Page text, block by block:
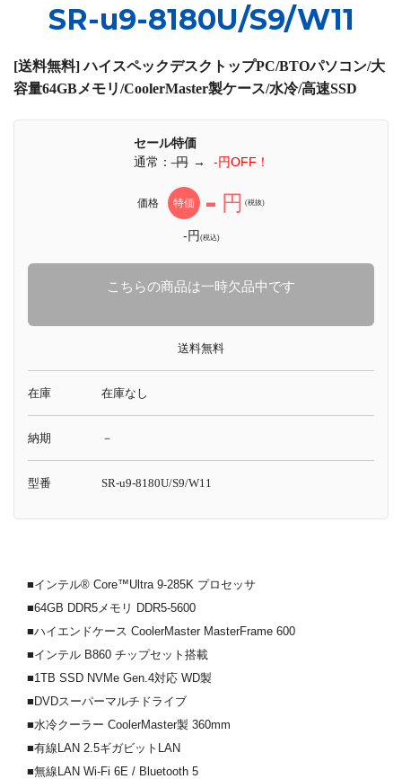
SR-u9-8180U/S9/W11
[送料無料] ハイスペックデスクトップPC/BTOパソコン/大
容量64GBメモリ/CoolerMaster製ケース/水冷/高速SSD
セール特価
通常：-円 → -円OFF！
価格 特価 - 円 (税抜)
-円 (税込)
こちらの商品は一時欠品中です
送料無料
在庫 在庫なし
納期 －
型番 SR-u9-8180U/S9/W11
■インテル® Core™Ultra 9-285K プロセッサ
■64GB DDR5メモリ DDR5-5600
■ハイエンドケース CoolerMaster MasterFrame 600
■インテル B860 チップセット搭載
■1TB SSD NVMe Gen.4対応 WD製
■DVDスーパーマルチドライブ
■水冷クーラー CoolerMaster製 360mm
■有線LAN 2.5ギガビットLAN
■無線LAN Wi-Fi 6E / Bluetooth 5